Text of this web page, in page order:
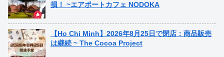
損！ ~エアポートカフェ NODOKA
【Ho Chi Minh】2026年8月25日で閉店：商品販売
は継続 ~ The Cocoa Project